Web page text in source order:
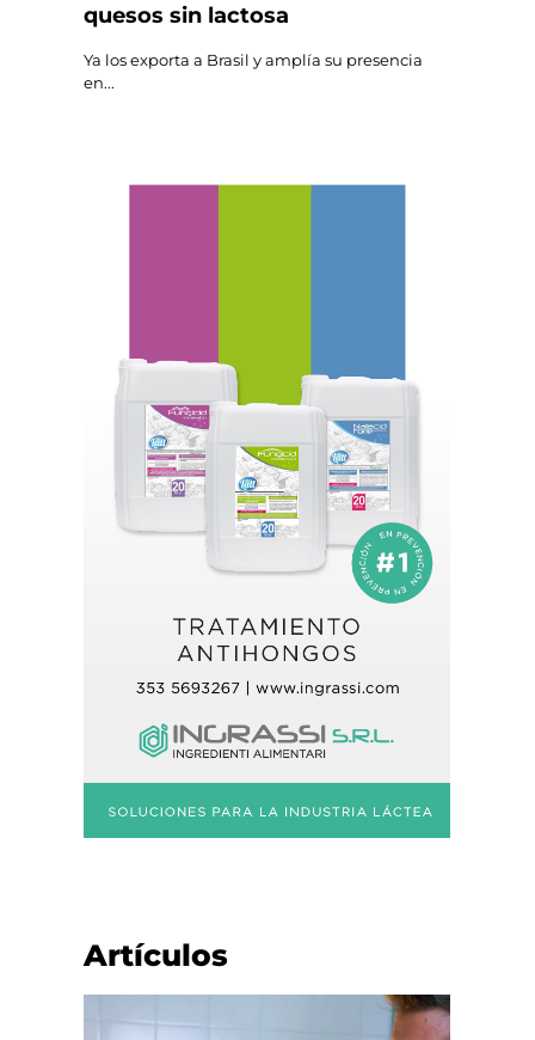
quesos sin lactosa
Ya los exporta a Brasil y amplía su presencia
en...
Artículos